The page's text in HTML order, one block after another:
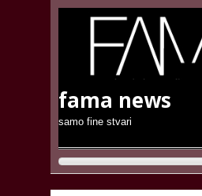
fama news
samo fine stvari